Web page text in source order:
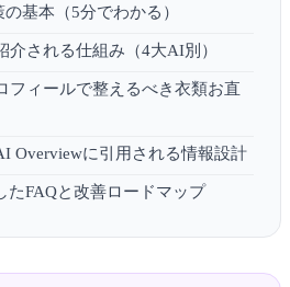
基本（5分でわかる）
介される仕組み（4大AI別）
フィールで整えるべき衣類お直
Overviewに引用される情報設計
たFAQと改善ロードマップ